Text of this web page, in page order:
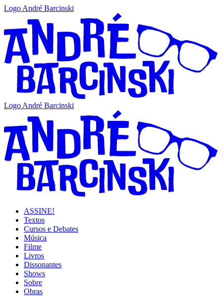
Logo André Barcinski
Logo André Barcinski
ASSINE!
Textos
Cursos e Debates
Música
Filme
Livros
Dissonantes
Shows
Sobre
Obras